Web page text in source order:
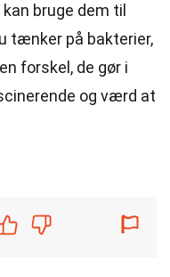
bruge dem til
tænker på bakterier,
forskel, de gør i
og værd at